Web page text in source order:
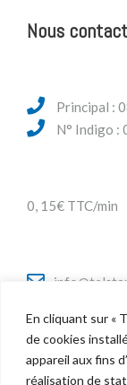
En cliquant sur «
de cookies
appareil aux fins
réalisation de
Nous
Principal :
N° Indigo :
0, 15€ TTC/min
Twitter